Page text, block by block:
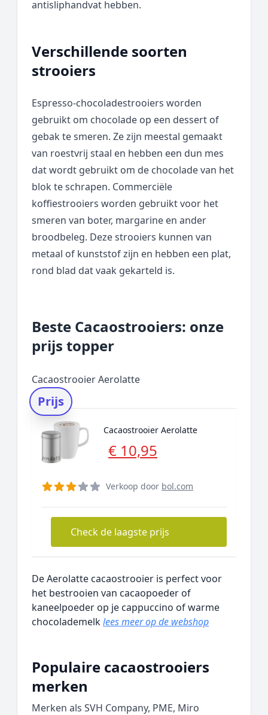
antisliphandvat hebben.
Verschillende soorten
strooiers
Espresso-chocoladestrooiers worden
gebruikt om chocolade op een dessert of
gebak te smeren. Ze zijn meestal gemaakt
van roestvrij staal en hebben een dun mes
dat wordt gebruikt om de chocolade van het
blok te schrapen. Commerciële
koffiestrooiers worden gebruikt voor het
smeren van boter, margarine en ander
broodbeleg. Deze strooiers kunnen van
metaal of kunststof zijn en hebben een plat,
rond blad dat vaak gekarteld is.
Beste Cacaostrooiers: onze
prijs topper
Cacaostrooier Aerolatte
Prijs
Cacaostrooier Aerolatte
€ 10,95
Verkoop door bol.com
Check de laagste prijs
De Aerolatte cacaostrooier is perfect voor
het bestrooien van cacaopoeder of
kaneelpoeder op je cappuccino of warme
chocolademelklees meer op de webshop
Populaire cacaostrooiers
merken
Merken als SVH Company, PME, Miro